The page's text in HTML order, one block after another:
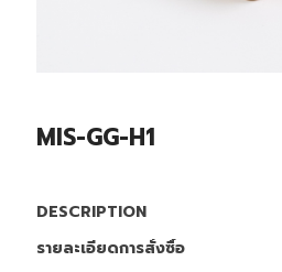
MIS-GG-H1
DESCRIPTION
รายละเอียดการสั่งซื้อ